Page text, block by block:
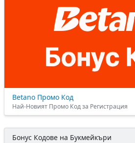
Betano Промо Код
Най-Новият Промо Код за Регистрация
Бонус Кодове на Букмейкъри